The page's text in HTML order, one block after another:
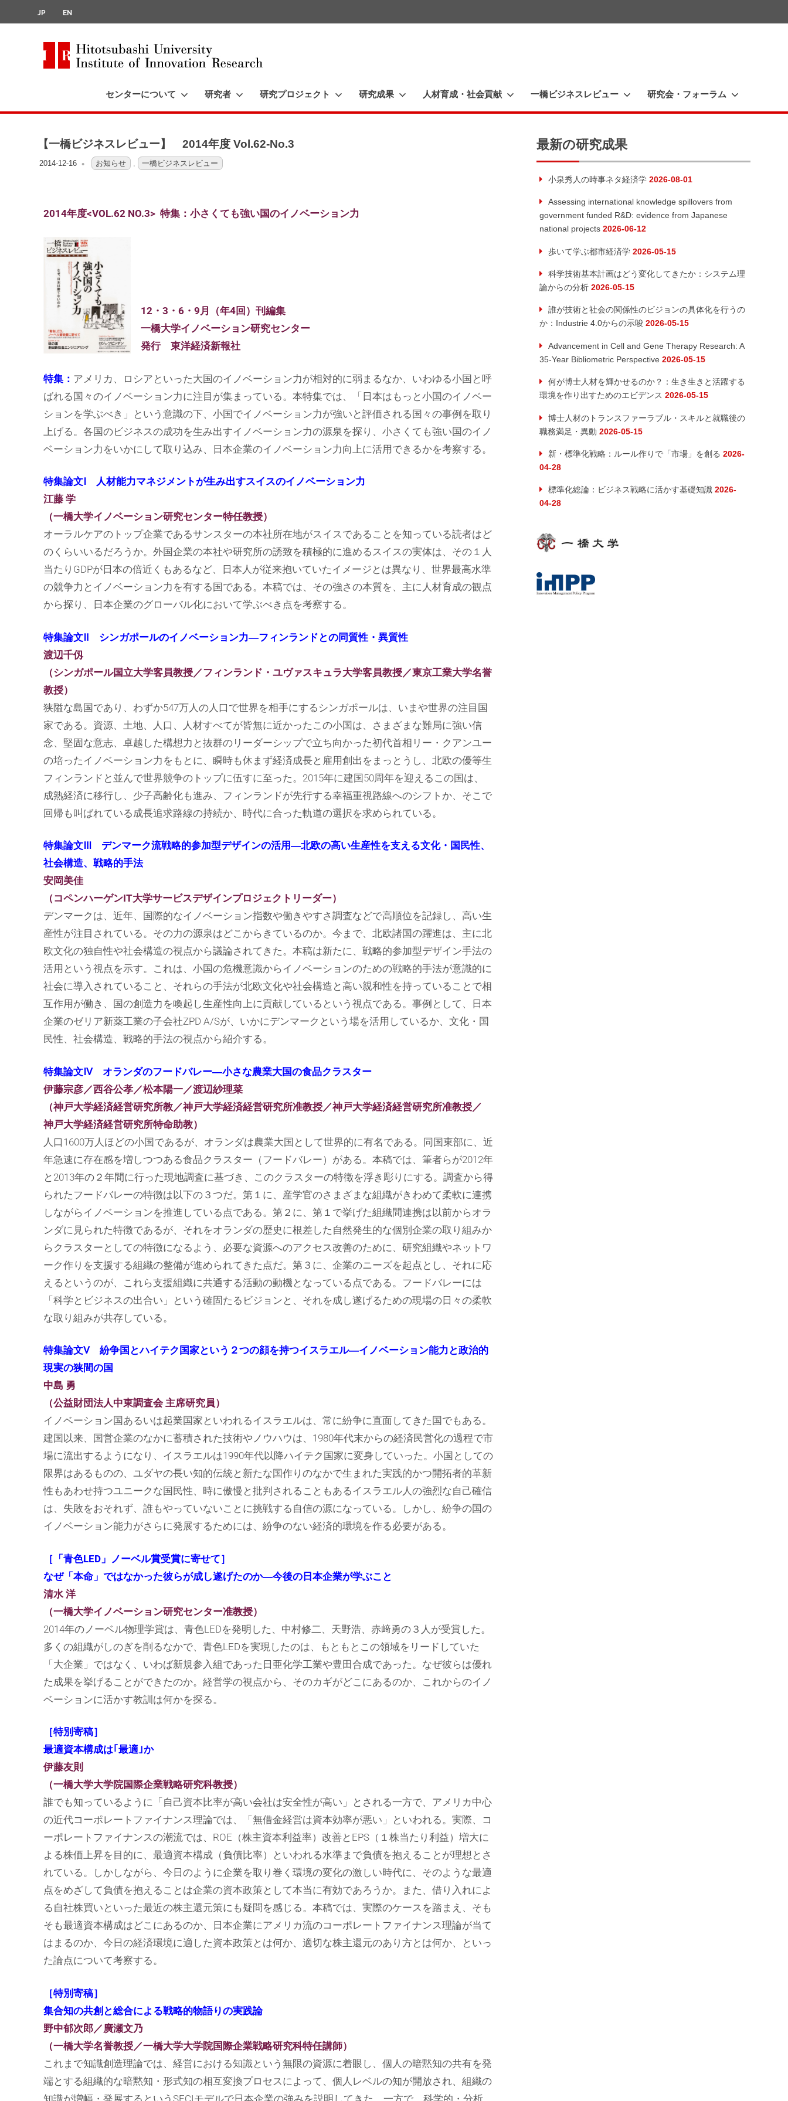
JP EN
学
ノ
ョ
ン
タ
Innovation
センターについて 研究者 研究プロジェクト 研究成果 人材育成・社会貢献 一橋ビジネスレビュー 研究会・フォーラム
【一橋ビジネスレビュー】 2014年度 Vol.62-No.3
2014-12-16 OFO3_TESTIIR
お知らせ 一橋ビジネスレビュー
2014年度<VOL.62 NO.3> 特集：小さくても強い国のイノベーション力
12・3・6・9月（年4回）刊編集
一橋大学イノベーション研究センター
発行 東洋経済新報社
特集： アメリカ、ロシアといった大国のイノベーション力が相対的に弱まるなか、いわゆる小国と呼
ばれる国々のイノベーション力に注目が集まっている。本特集では、「日本はもっと小国のイノベー
ションを学ぶべき」という意識の下、小国でイノベーション力が強いと評価される国々の事例を取り
上げる。各国のビジネスの成功を生み出すイノベーション力の源泉を探り、小さくても強い国のイノ
ベーション力をいかにして取り込み、日本企業のイノベーション力向上に活用できるかを考察する。
特集論文Ⅰ 人材能力マネジメントが生み出すスイスのイノベーション力
江藤 学
（一橋大学イノベーション研究センター特任教授）
オーラルケアのトップ企業であるサンスターの本社所在地がスイスであることを知っている読者はど
のくらいいるだろうか。外国企業の本社や研究所の誘致を積極的に進めるスイスの実体は、その１人
当たりGDPが日本の倍近くもあるなど、日本人が従来抱いていたイメージとは異なり、世界最高水準
の競争力とイノベーション力を有する国である。本稿では、その強さの本質を、主に人材育成の観点
から探り、日本企業のグローバル化において学ぶべき点を考察する。
特集論文Ⅱ シンガポールのイノベーション力―フィンランドとの同質性・異質性
渡辺千仭
（シンガポール国立大学客員教授／フィンランド・ユヴァスキュラ大学客員教授／東京工業大学名誉
教授）
狭隘な島国であり、わずか547万人の人口で世界を相手にするシンガポールは、いまや世界の注目国
家である。資源、土地、人口、人材すべてが皆無に近かったこの小国は、さまざまな難局に強い信
念、堅固な意志、卓越した構想力と抜群のリーダーシップで立ち向かった初代首相リー・クアンユー
の培ったイノベーション力をもとに、瞬時も休まず経済成長と雇用創出をまっとうし、北欧の優等生
フィンランドと並んで世界競争のトップに伍すに至った。2015年に建国50周年を迎えるこの国は、
成熟経済に移行し、少子高齢化も進み、フィンランドが先行する幸福重視路線へのシフトか、そこで
回帰も叫ばれている成長追求路線の持続か、時代に合った軌道の選択を求められている。
特集論文Ⅲ デンマーク流戦略的参加型デザインの活用―北欧の高い生産性を支える文化・国民性、
社会構造、戦略的手法
安岡美佳
（コペンハーゲンIT大学サービスデザインプロジェクトリーダー）
デンマークは、近年、国際的なイノベーション指数や働きやすさ調査などで高順位を記録し、高い生
産性が注目されている。その力の源泉はどこからきているのか。今まで、北欧諸国の躍進は、主に北
欧文化の独自性や社会構造の視点から議論されてきた。本稿は新たに、戦略的参加型デザイン手法の
活用という視点を示す。これは、小国の危機意識からイノベーションのための戦略的手法が意識的に
社会に導入されていること、それらの手法が北欧文化や社会構造と高い親和性を持っていることで相
互作用が働き、国の創造力を喚起し生産性向上に貢献しているという視点である。事例として、日本
企業のゼリア新薬工業の子会社ZPD A/Sが、いかにデンマークという場を活用しているか、文化・国
民性、社会構造、戦略的手法の視点から紹介する。
特集論文Ⅳ オランダのフードバレー―小さな農業大国の食品クラスター
伊藤宗彦／西谷公孝／松本陽一／渡辺紗理菜
（神戸大学経済経営研究所教／神戸大学経済経営研究所准教授／神戸大学経済経営研究所准教授／
神戸大学経済経営研究所特命助教）
人口1600万人ほどの小国であるが、オランダは農業大国として世界的に有名である。同国東部に、近
年急速に存在感を増しつつある食品クラスター（フードバレー）がある。本稿では、筆者らが2012年
と2013年の２年間に行った現地調査に基づき、このクラスターの特徴を浮き彫りにする。調査から得
られたフードバレーの特徴は以下の３つだ。第１に、産学官のさまざまな組織がきわめて柔軟に連携
しながらイノベーションを推進している点である。第２に、第１で挙げた組織間連携は以前からオラ
ンダに見られた特徴であるが、それをオランダの歴史に根差した自然発生的な個別企業の取り組みか
らクラスターとしての特徴になるよう、必要な資源へのアクセス改善のために、研究組織やネットワ
ーク作りを支援する組織の整備が進められてきた点だ。第３に、企業のニーズを起点とし、それに応
えるというのが、これら支援組織に共通する活動の動機となっている点である。フードバレーには
「科学とビジネスの出合い」という確固たるビジョンと、それを成し遂げるための現場の日々の柔軟
な取り組みが共存している。
特集論文Ⅴ 紛争国とハイテク国家という２つの顔を持つイスラエル―イノベーション能力と政治的
現実の狭間の国
中島 勇
（公益財団法人中東調査会 主席研究員）
イノベーション国あるいは起業国家といわれるイスラエルは、常に紛争に直面してきた国でもある。
建国以来、国営企業のなかに蓄積された技術やノウハウは、1980年代末からの経済民営化の過程で市
場に流出するようになり、イスラエルは1990年代以降ハイテク国家に変身していった。小国としての
限界はあるものの、ユダヤの長い知的伝統と新たな国作りのなかで生まれた実践的かつ開拓者的革新
性もあわせ持つユニークな国民性、時に傲慢と批判されることもあるイスラエル人の強烈な自己確信
は、失敗をおそれず、誰もやっていないことに挑戦する自信の源になっている。しかし、紛争の国の
イノベーション能力がさらに発展するためには、紛争のない経済的環境を作る必要がある。
［「青色LED」ノーベル賞受賞に寄せて］
なぜ「本命」ではなかった彼らが成し遂げたのか―今後の日本企業が学ぶこと
清水 洋
（一橋大学イノベーション研究センター准教授）
2014年のノーベル物理学賞は、青色LEDを発明した、中村修二、天野浩、赤﨑勇の３人が受賞した。
多くの組織がしのぎを削るなかで、青色LEDを実現したのは、もともとこの領域をリードしていた
「大企業」ではなく、いわば新規参入組であった日亜化学工業や豊田合成であった。なぜ彼らは優れ
た成果を挙げることができたのか。経営学の視点から、そのカギがどこにあるのか、これからのイノ
ベーションに活かす教訓は何かを探る。
［特別寄稿］
最適資本構成は｢最適｣か
伊藤友則
（一橋大学大学院国際企業戦略研究科教授）
誰でも知っているように「自己資本比率が高い会社は安全性が高い」とされる一方で、アメリカ中心
の近代コーポレートファイナンス理論では、「無借金経営は資本効率が悪い」といわれる。実際、コ
ーポレートファイナンスの潮流では、ROE（株主資本利益率）改善とEPS（１株当たり利益）増大に
よる株価上昇を目的に、最適資本構成（負債比率）といわれる水準まで負債を抱えることが理想とさ
れている。しかしながら、今日のように企業を取り巻く環境の変化の激しい時代に、そのような最適
点をめざして負債を抱えることは企業の資本政策として本当に有効であろうか。また、借り入れによ
る自社株買いといった最近の株主還元策にも疑問を感じる。本稿では、実際のケースを踏まえ、そも
そも最適資本構成はどこにあるのか、日本企業にアメリカ流のコーポレートファイナンス理論が当て
はまるのか、今日の経済環境に適した資本政策とは何か、適切な株主還元のあり方とは何か、といっ
た論点について考察する。
［特別寄稿］
集合知の共創と総合による戦略的物語りの実践論
野中郁次郎／廣瀬文乃
（一橋大学名誉教授／一橋大学大学院国際企業戦略研究科特任講師）
これまで知識創造理論では、経営における知識という無限の資源に着眼し、個人の暗黙知の共有を発
端とする組織的な暗黙知・形式知の相互変換プロセスによって、個人レベルの知が開放され、組織の
知識が増幅・発展するというSECIモデルで日本企業の強みを説明してきた。一方で、科学的・分析
最新の研究成果
小泉秀人の時事ネタ経済学 2026-08-01
Assessing international knowledge spillovers from
government funded R&D: evidence from Japanese
national projects 2026-06-12
歩いて学ぶ都市経済学 2026-05-15
科学技術基本計画はどう変化してきたか：システム理
論からの分析 2026-05-15
誰が技術と社会の関係性のビジョンの具体化を行うの
か：Industrie 4.0からの示唆 2026-05-15
Advancement in Cell and Gene Therapy Research: A
35-Year Bibliometric Perspective 2026-05-15
何が博士人材を輝かせるのか？：生き生きと活躍する
環境を作り出すためのエビデンス 2026-05-15
博士人材のトランスファーラブル・スキルと就職後の
職務満足・異動 2026-05-15
新・標準化戦略：ルール作りで「市場」を創る 2026-
04-28
標準化総論：ビジネス戦略に活かす基礎知識 2026-
04-28